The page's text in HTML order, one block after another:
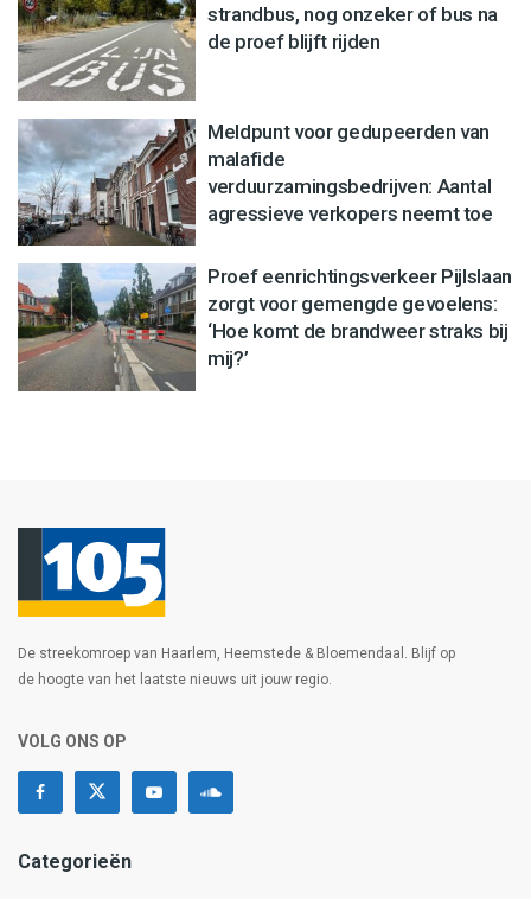
strandbus, nog onzeker of bus na
de proef blijft rijden
Meldpunt voor gedupeerden van
malafide
verduurzamingsbedrijven: Aantal
agressieve verkopers neemt toe
Proef eenrichtingsverkeer Pijlslaan
zorgt voor gemengde gevoelens:
‘Hoe komt de brandweer straks bij
mij?’
De streekomroep van Haarlem, Heemstede & Bloemendaal. Blijf op
de hoogte van het laatste nieuws uit jouw regio.
VOLG ONS OP
Categorieën